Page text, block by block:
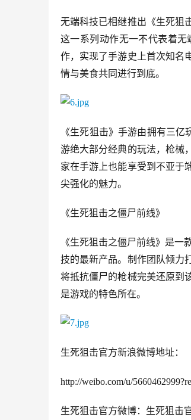
无端科技已相继推出《生死狙
这一系列动作无一不代表着
作，实现了手游史上首次知名
情与美食共同进行到底。
《生死狙击》手游由拥有三
游绝大部分经典的玩法，枪械
家在手游上也能享受到不亚于
尖强化的魅力。
《生死狙击之僵尸前线》
《生死狙击之僵尸前线》是
技的最新产品。制作团队倾力
将抵抗僵尸的枪械完美还原到
是游戏的特色所在。
生死狙击官方新浪微博地址：
http://weibo.com/u/
生死狙击官方微博：生死狙击